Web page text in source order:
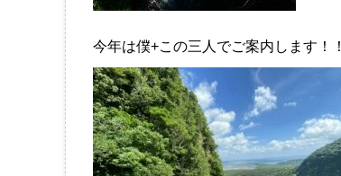
今年は僕+この三人でご案内します！！